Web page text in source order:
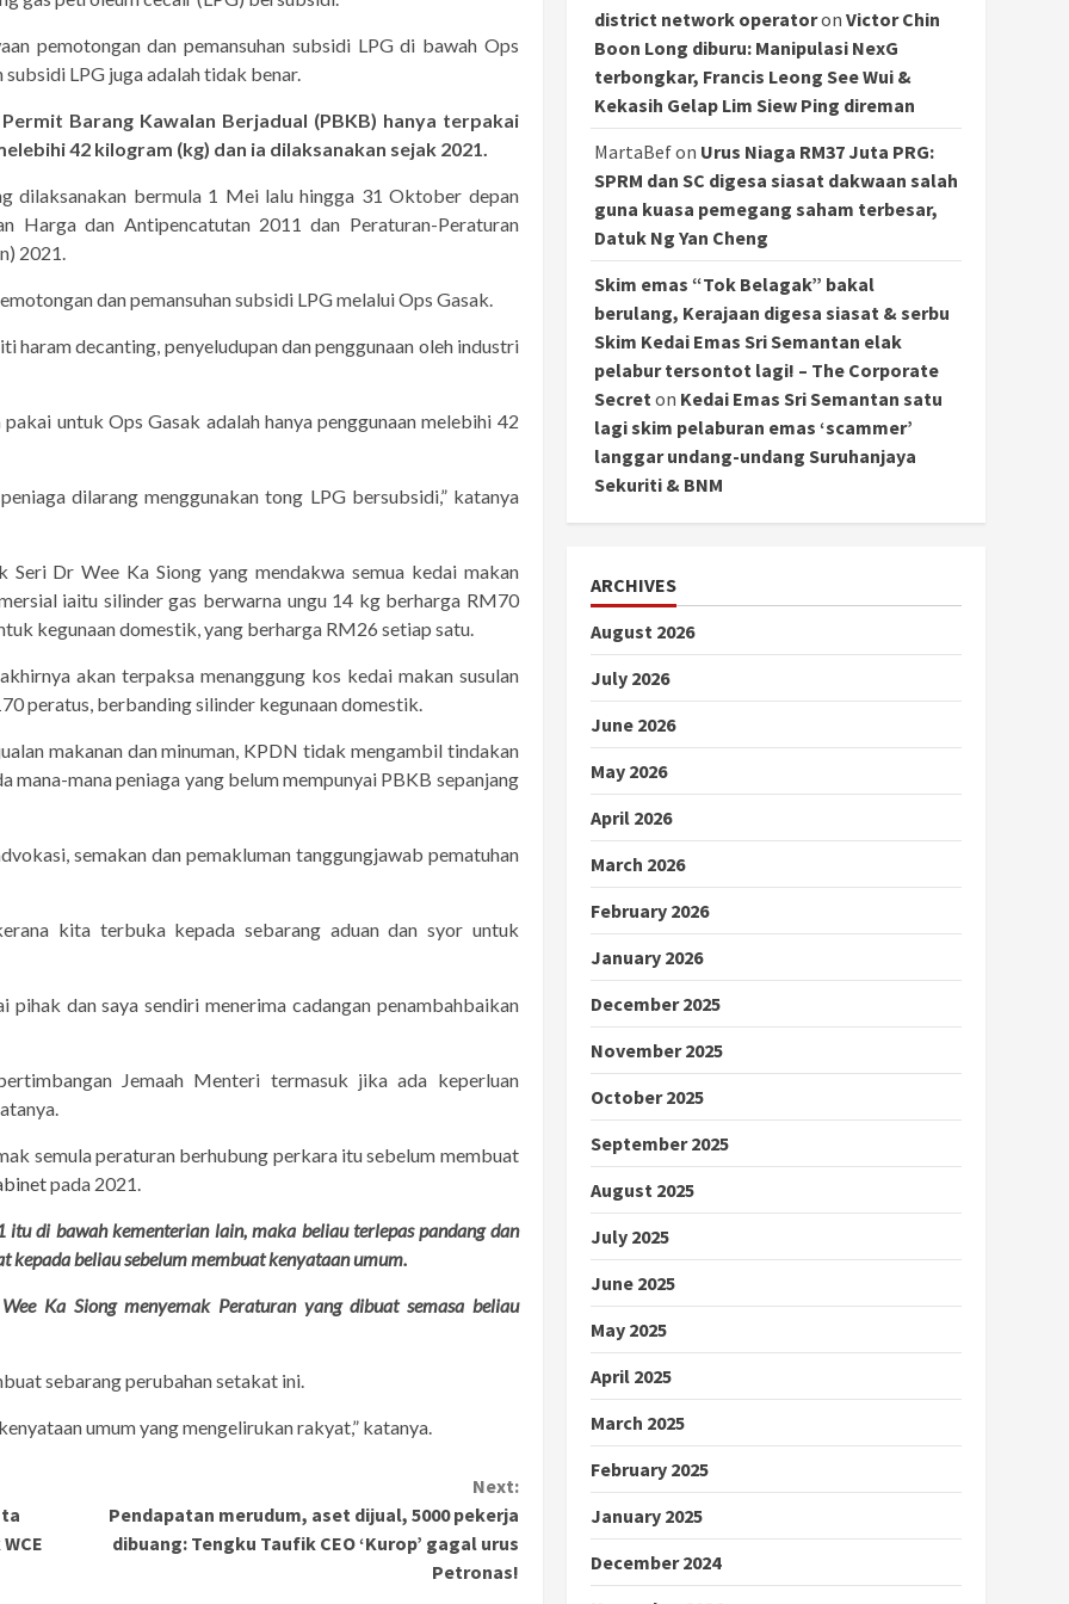
pemotongan dan pemansuhan subsidi LPG di bawah Ops
LPG juga adalah tidak benar.
Barang Kawalan Berjadual (PBKB) hanya terpakai
42 kilogram (kg) dan ia dilaksanakan sejak 2021.
dilaksanakan bermula 1 Mei lalu hingga 31 Oktober depan
Harga dan Antipencatutan 2011 dan Peraturan-Peraturan
2021.
dan pemansuhan subsidi LPG melalui Ops Gasak.
haram decanting, penyeludupan dan penggunaan oleh industri
untuk Ops Gasak adalah hanya penggunaan melebihi 42
dilarang menggunakan tong LPG bersubsidi,” katanya
Dr Wee Ka Siong yang mendakwa semua kedai makan
iaitu silinder gas berwarna ungu 14 kg berharga RM70
kegunaan domestik, yang berharga RM26 setiap satu.
akan terpaksa menanggung kos kedai makan susulan
peratus, berbanding silinder kegunaan domestik.
makanan dan minuman, KPDN tidak mengambil tindakan
mana-mana peniaga yang belum mempunyai PBKB sepanjang
semakan dan pemakluman tanggungjawab pematuhan
kita terbuka kepada sebarang aduan dan syor untuk
dan saya sendiri menerima cadangan penambahbaikan
Jemaah Menteri termasuk jika ada keperluan
semula peraturan berhubung perkara itu sebelum membuat
pada 2021.
di bawah kementerian lain, maka beliau terlepas pandang dan
kepada beliau sebelum membuat kenyataan umum.
Ka Siong menyemak Peraturan yang dibuat semasa beliau
sebarang perubahan setakat ini.
umum yang mengelirukan rakyat,” katanya.
Next:
Pendapatan merudum, aset dijual, 5000 pekerja
dibuang: Tengku Taufik CEO ‘Kurop’ gagal urus
Petronas!
district network operatoron Victor Chin
Boon Long diburu: Manipulasi NexG
terbongkar, Francis Leong See Wui &
Kekasih Gelap Lim Siew Ping direman
MartaBefon Urus Niaga RM37 Juta PRG:
SPRM dan SC digesa siasat dakwaan salah
guna kuasa pemegang saham terbesar,
Datuk Ng Yan Cheng
Skim emas “Tok Belagak” bakal
berulang, Kerajaan digesa siasat & serbu
Skim Kedai Emas Sri Semantan elak
pelabur tersontot lagi! – The Corporate
Secret on Kedai Emas Sri Semantan satu
lagi skim pelaburan emas ‘scammer’
langgar undang-undang Suruhanjaya
Sekuriti & BNM
ARCHIVES
August 2026
July 2026
June 2026
May 2026
April 2026
March 2026
February 2026
January 2026
December 2025
November 2025
October 2025
September 2025
August 2025
July 2025
June 2025
May 2025
April 2025
March 2025
February 2025
January 2025
December 2024